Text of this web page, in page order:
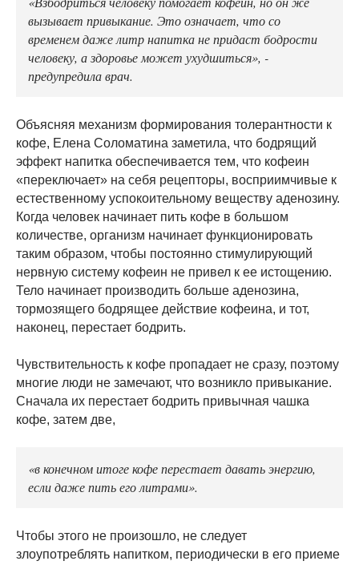
вызывает привыкание. Это означает, что со
временем даже литр напитка не придаст бодрости
человеку, а здоровье может ухудшиться», -
предупредила врач.
Объясняя механизм формирования толерантности к
кофе, Елена Соломатина заметила, что бодрящий
эффект напитка обеспечивается тем, что кофеин
«переключает» на себя рецепторы, восприимчивые к
естественному успокоительному веществу аденозину.
Когда человек начинает пить кофе в большом
количестве, организм начинает функционировать
таким образом, чтобы постоянно стимулирующий
нервную систему кофеин не привел к ее истощению.
Тело начинает производить больше аденозина,
тормозящего бодрящее действие кофеина, и тот,
наконец, перестает бодрить.
Чувствительность к кофе пропадает не сразу, поэтому
многие люди не замечают, что возникло привыкание.
Сначала их перестает бодрить привычная чашка
кофе, затем две,
«в конечном итоге кофе перестает давать энергию,
если даже пить его литрами».
Чтобы этого не произошло, не следует
злоупотреблять напитком, периодически в его приеме